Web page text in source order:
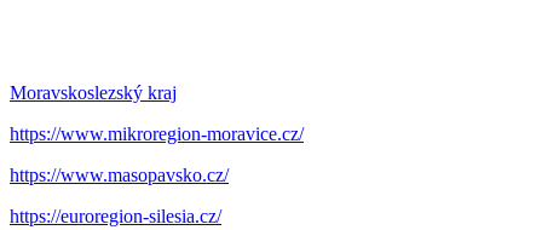
Moravskoslezský kraj
https://www.mikroregion-moravice.cz/
https://www.masopavsko.cz/
https://euroregion-silesia.cz/